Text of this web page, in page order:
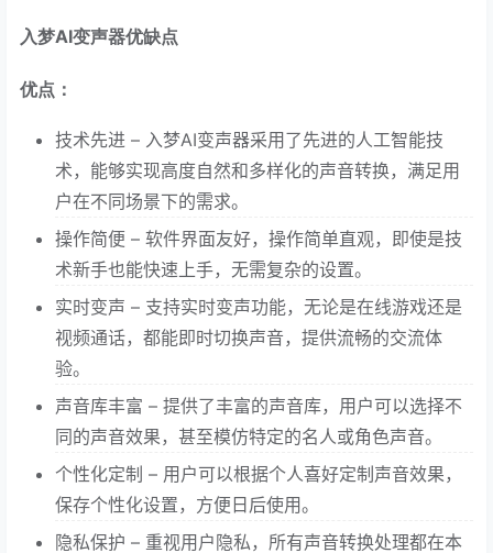
入梦AI变声器优缺点
优点：
技术先进 – 入梦AI变声器采用了先进的人工智能技
术，能够实现高度自然和多样化的声音转换，满足用
户在不同场景下的需求。
操作简便 – 软件界面友好，操作简单直观，即使是技
术新手也能快速上手，无需复杂的设置。
实时变声 – 支持实时变声功能，无论是在线游戏还是
视频通话，都能即时切换声音，提供流畅的交流体
验。
声音库丰富 – 提供了丰富的声音库，用户可以选择不
同的声音效果，甚至模仿特定的名人或角色声音。
个性化定制 – 用户可以根据个人喜好定制声音效果，
保存个性化设置，方便日后使用。
隐私保护 – 重视用户隐私，所有声音转换处理都在本